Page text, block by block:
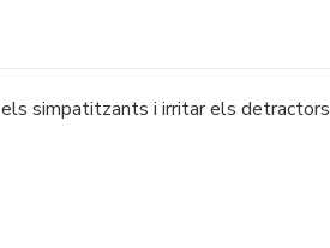
simpatitzants i irritar els